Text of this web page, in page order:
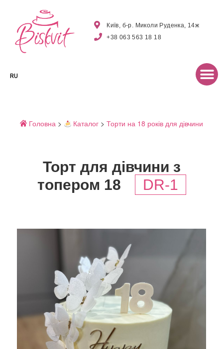
Київ, б-р. Миколи Руденка, 14ж
+38 063 563 18 18
RU
Головна> Каталог >Торти на 18 років для дівчини
Торт для дівчини з
топером 18
DR-1